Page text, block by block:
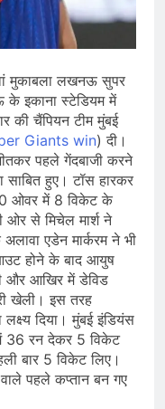
समेत कई क्षेत्रों में
पर संसद में विपक्ष
की तैयारियाँ तेज़,
प्रदर्शनियों का
मुकाबला लखनऊ सुपर
इकाना स्टेडियम में
की चैंपियन टीम मुंबई
Giants win) दी।
पहले गेंदबाजी करने
हुए। टॉस हारकर
ओवर में 8 विकेट के
से मिचेल मार्श ने
एडेन मार्करम ने भी
होने के बाद आयुष
और आखिर में डेविड
खेली। इस तरह
दिया। मुंबई इंडियंस
36 रन देकर 5 विकेट
बार 5 विकेट लिए।
पहले कप्तान बन गए